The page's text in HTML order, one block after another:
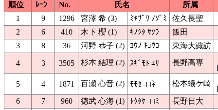
順位 ﾚｰﾝ No. 氏名
所属
1
9 1296 宮澤 希 (3) ﾐﾔｻﾞﾜ ﾉｿﾞﾐ
佐久長聖
2
6 410 木下 櫻 (1) ｷﾉｼﾀ ｻｸﾗ
飯田
3
8 36 河野 恭子 (2) ｺｳﾉ ｷｮｳｺ 東海大諏訪
4 3 3505 杉本 結理 (2) ｽｷﾞﾓﾄ ﾕﾘ 長野高専
5
4 1871 百瀬 心音 (2) ﾓﾓｾ ｺｺﾈ 松本蟻ケ崎
6
7 960 徳武 心海 (1) ﾄｸﾀｹ ｺｺﾐ
長野日大